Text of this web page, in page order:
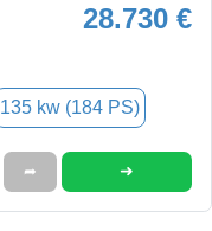
28.730 €
135 kw (184 PS)
➦ ➜